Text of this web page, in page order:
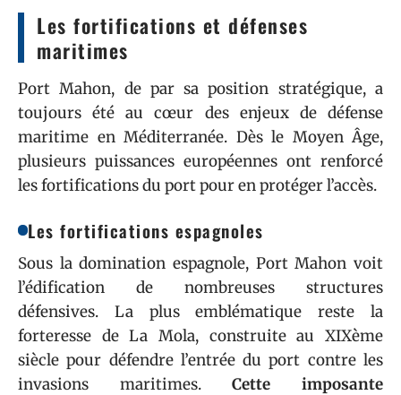
Les fortifications et défenses
maritimes
Port Mahon, de par sa position stratégique, a
toujours été au cœur des enjeux de défense
maritime en Méditerranée. Dès le Moyen Âge,
plusieurs puissances européennes ont renforcé
les fortifications du port pour en protéger l’accès.
Les fortifications espagnoles
Sous la domination espagnole, Port Mahon voit
l’édification de nombreuses structures
défensives. La plus emblématique reste la
forteresse de La Mola, construite au XIXème
siècle pour défendre l’entrée du port contre les
invasions maritimes.Cette imposante